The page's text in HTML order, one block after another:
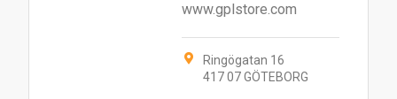
www.gplstore.com
Ringögatan 16
417 07 GÖTEBORG